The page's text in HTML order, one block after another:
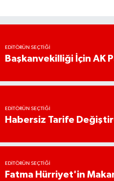
EDITÖRÜN SEÇTIĞI
Başkanvekilliği İçin AK
EDITÖRÜN SEÇTIĞI
Habersiz Tarife
EDITÖRÜN SEÇTIĞI
Fatma Hürriyet'in